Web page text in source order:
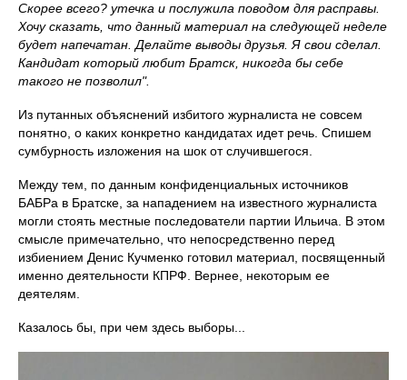
Скорее всего? утечка и послужила поводом для расправы.
Хочу сказать, что данный материал на следующей неделе
будет напечатан. Делайте выводы друзья. Я свои сделал.
Кандидат который любит Братск, никогда бы себе
такого не позволил".
Из путанных объяснений избитого журналиста не совсем
понятно, о каких конкретно кандидатах идет речь. Спишем
сумбурность изложения на шок от случившегося.
Между тем, по данным конфиденциальных источников
БАБРа в Братске, за нападением на известного журналиста
могли стоять местные последователи партии Ильича. В этом
смысле примечательно, что непосредственно перед
избиением Денис Кучменко готовил материал, посвященный
именно деятельности КПРФ. Вернее, некоторым ее
деятелям.
Казалось бы, при чем здесь выборы...